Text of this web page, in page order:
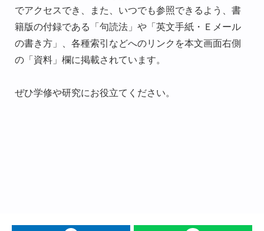
でアクセスでき、また、いつでも参照できるよう、書
籍版の付録である「句読法」や「英文手紙・Ｅメール
の書き方」、各種索引などへのリンクを本文画面右側
の「資料」欄に掲載されています。
ぜひ学修や研究にお役立てください。